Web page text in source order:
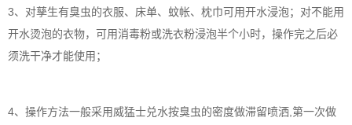
3、对孳生有臭虫的衣服、床单、蚊帐、枕巾可用开水浸泡；对不能用
开水烫泡的衣物，可用消毒粉或洗衣粉浸泡半个小时，操作完之后必
须洗干净才能使用；
4、操作方法一般采用威猛士兑水按臭虫的密度做滞留喷洒,第一次做